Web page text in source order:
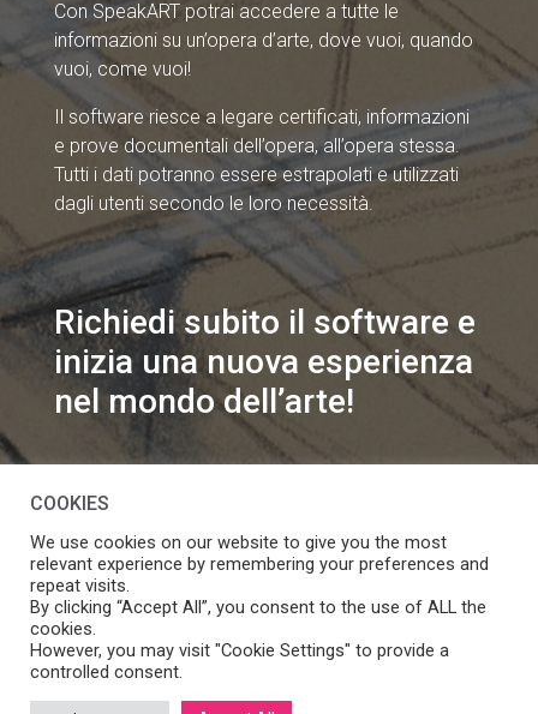
Con SpeakART potrai accedere a tutte le
informazioni su un’opera d’arte, dove vuoi, quando
vuoi, come vuoi!
Il software riesce a legare certificati, informazioni
e prove documentali dell’opera, all’opera stessa.
Tutti i dati potranno essere estrapolati e utilizzati
dagli utenti secondo le loro necessità.
Richiedi subito il software e
inizia una nuova esperienza
nel mondo dell’arte!
Se vuoi modificare le preferenze sul consenso cookie
cliccaManage consent
COOKIES
We use cookies on our website to give you the most
relevant experience by remembering your preferences and
repeat visits.
By clicking “Accept All”, you consent to the use of ALL the
cookies.
However, you may visit "Cookie Settings" to provide a
controlled consent.